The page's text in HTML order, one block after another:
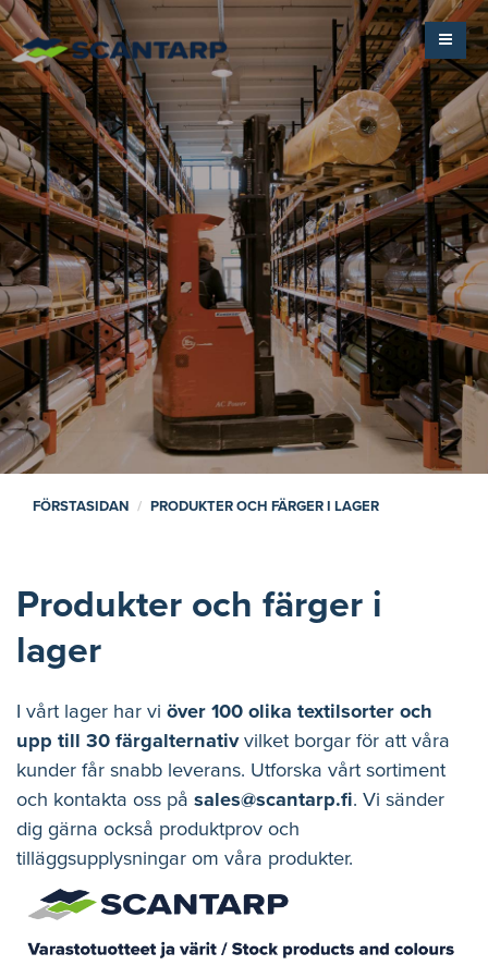
FÖRSTASIDAN PRODUKTER OCH FÄRGER I LAGER
Produkter och färger i
lager
I vårt lager har vi över 100 olika textilsorter och
upp till 30 färgalternativvilket borgar för att våra
kunder får snabb leverans. Utforska vårt sortiment
och kontakta oss på sales@scantarp.fi. Vi sänder
dig gärna också produktprov och
tilläggsupplysningar om våra produkter.